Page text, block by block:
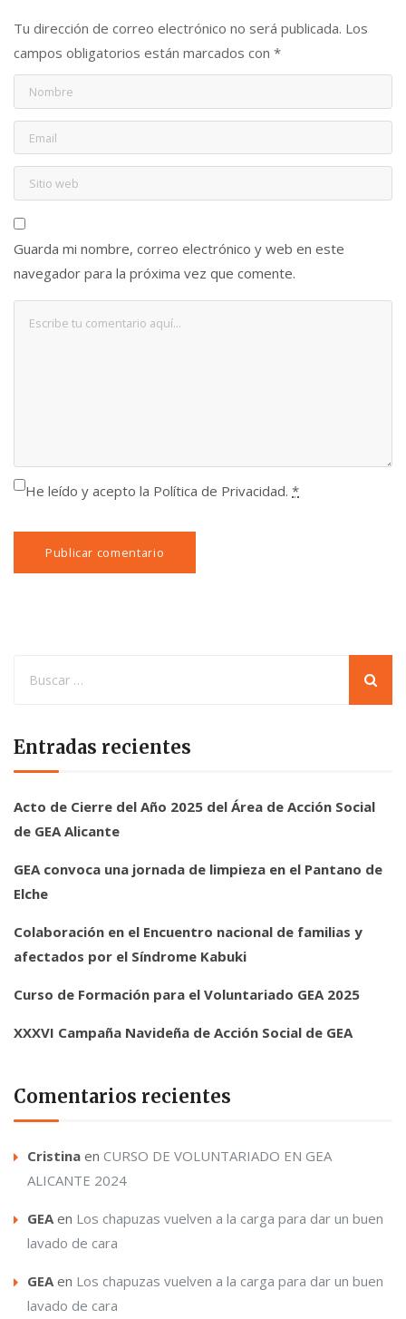
Tu dirección de correo electrónico no será publicada. Los
campos obligatorios están marcados con *
Guarda mi nombre, correo electrónico y web en este
navegador para la próxima vez que comente.
He leído y acepto la Política de Privacidad. *
Entradas recientes
Acto de Cierre del Año 2025 del Área de Acción Social
de GEA Alicante
GEA convoca una jornada de limpieza en el Pantano de
Elche
Colaboración en el Encuentro nacional de familias y
afectados por el Síndrome Kabuki
Curso de Formación para el Voluntariado GEA 2025
XXXVI Campaña Navideña de Acción Social de GEA
Comentarios recientes
Cristina en CURSO DE VOLUNTARIADO EN GEA
ALICANTE 2024
GEA en Los chapuzas vuelven a la carga para dar un buen
lavado de cara
GEA en Los chapuzas vuelven a la carga para dar un buen
lavado de cara